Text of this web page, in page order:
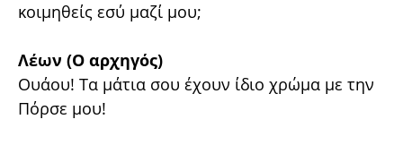
κοιμηθείς εσύ μαζί μου;
Λέων (Ο αρχηγός)
Ουάου! Τα μάτια σου έχουν ίδιο χρώμα με την
Πόρσε μου!